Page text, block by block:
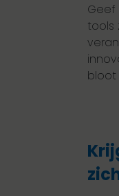
Geef
tools
bloot